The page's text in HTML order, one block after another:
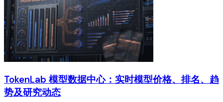
TokenLab 模型数据中心：实时模型价格、排名、趋
势及研究动态